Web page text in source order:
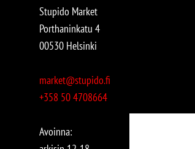
Stupido Market
Porthaninkatu 4
00530 Helsinki
market@stupido.fi
+358 50 4708664
Avoinna: